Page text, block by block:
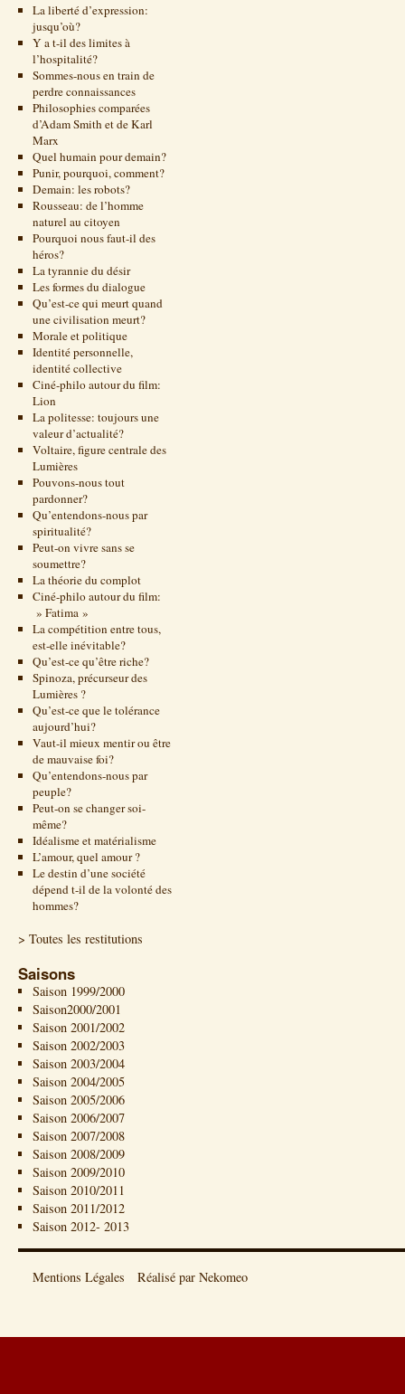
La liberté d’expression:
jusqu’où?
Y a t-il des limites à
l’hospitalité?
Sommes-nous en train de
perdre connaissances
Philosophies comparées
d’Adam Smith et de Karl
Marx
Quel humain pour demain?
Punir, pourquoi, comment?
Demain: les robots?
Rousseau: de l’homme
naturel au citoyen
Pourquoi nous faut-il des
héros?
La tyrannie du désir
Les formes du dialogue
Qu’est-ce qui meurt quand
une civilisation meurt?
Morale et politique
Identité personnelle,
identité collective
Ciné-philo autour du film:
Lion
La politesse: toujours une
valeur d’actualité?
Voltaire, figure centrale des
Lumières
Pouvons-nous tout
pardonner?
Qu’entendons-nous par
spiritualité?
Peut-on vivre sans se
soumettre?
La théorie du complot
Ciné-philo autour du film:
» Fatima »
La compétition entre tous,
est-elle inévitable?
Qu’est-ce qu’être riche?
Spinoza, précurseur des
Lumières ?
Qu’est-ce que le tolérance
aujourd’hui?
Vaut-il mieux mentir ou être
de mauvaise foi?
Qu’entendons-nous par
peuple?
Peut-on se changer soi-
même?
Idéalisme et matérialisme
L’amour, quel amour ?
Le destin d’une société
dépend t-il de la volonté des
hommes?
> Toutes les restitutions
Saisons
Saison 1999/2000
Saison2000/2001
Saison 2001/2002
Saison 2002/2003
Saison 2003/2004
Saison 2004/2005
Saison 2005/2006
Saison 2006/2007
Saison 2007/2008
Saison 2008/2009
Saison 2009/2010
Saison 2010/2011
Saison 2011/2012
Saison 2012- 2013
Mentions Légales Réalisé par Nekomeo